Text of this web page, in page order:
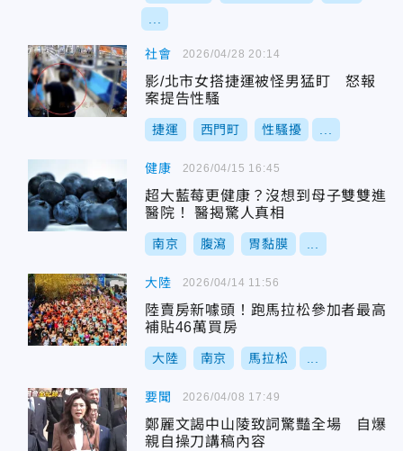
社會
影/北市女搭捷運被怪男猛盯 怒報
案提告性騷
捷運 西門町 性騷擾
2026/04/28 20:14
健康
超大藍莓更健康？沒想到母子雙雙進
醫院！ 醫揭驚人真相
南京 腹瀉 胃黏膜
2026/04/15 16:45
大陸
陸賣房新噱頭！跑馬拉松參加者最高
補貼46萬買房
大陸 南京 馬拉松
2026/04/14 11:56
要聞
鄭麗文謁中山陵致詞驚豔全場 自爆
親自操刀講稿內容
2026/04/08 17:49